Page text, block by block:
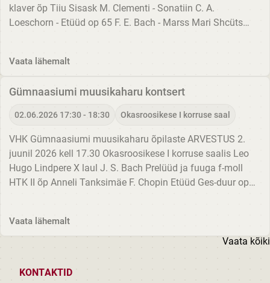
klaver õp Tiiu Sisask M. Clementi - Sonatiin C. A.
Loeschorn - Etüüd op 65 F. E. Bach - Marss Mari Shcüts
Vaata lähemalt
Gümnaasiumi muusikaharu kontsert
02.06.2026 17:30 - 18:30 Okasroosikese I korruse saal
VHK Gümnaasiumi muusikaharu õpilaste ARVESTUS 2.
juunil 2026 kell 17.30 Okasroosikese I korruse saalis Leo
Hugo Lindpere X laul J. S. Bach Prelüüd ja fuuga f-moll
HTK II õp Anneli Tanksimäe F. Chopin Etüüd Ges-duur op
Vaata lähemalt
Vaata kõiki
KONTAKTID